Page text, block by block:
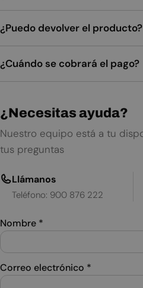
¿Puedo devolver el producto?
¿Cuándo se cobrará el pago?
¿Necesitas ayuda?
Nuestro equipo está a tu
tus preguntas
Llámanos
Teléfono: 900 876 222
Nombre *
Correo electrónico *